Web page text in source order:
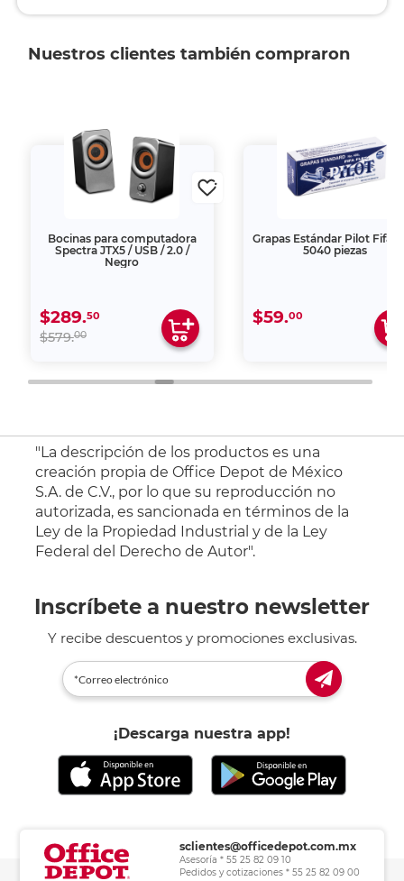
Nuestros clientes también compraron
Bocinas para computadora
Spectra JTX5 / USB / 2.0 /
Negro
$289.50
$579.00
Grapas Estándar Pilot Fifa
5040 piezas
$59.00
"La descripción de los productos es una
creación propia de Office Depot de México
S.A. de C.V., por lo que su reproducción no
autorizada, es sancionada en términos de la
Ley de la Propiedad Industrial y de la Ley
Federal del Derecho de Autor".
Inscríbete a nuestro newsletter
Y recibe descuentos y promociones exclusivas.
¡Descarga nuestra app!
sclientes@officedepot.com.mx
Asesoría * 55 25 82 09 10
Pedidos y cotizaciones * 55 25 82 09 00